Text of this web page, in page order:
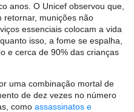
anos. O Unicef observou que,
retornar, munições não
essenciais colocam a vida
isso, a fome se espalha,
e cerca de 90% das crianças
uma combinação mortal de
de dez vezes no número
como assassinatos e